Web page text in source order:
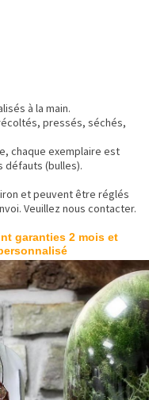
à la main.
pressés, séchés,
chaque exemplaire est
(bulles).
et peuvent être réglés
Veuillez nous contacter.
garanties 2 mois et